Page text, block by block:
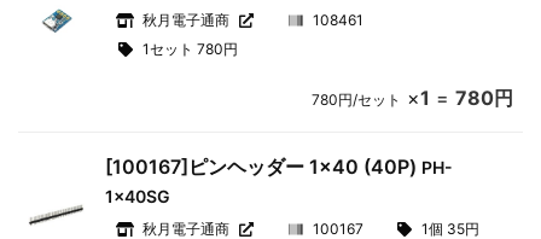
秋月電子通商
108461
1セット 780円
780円/セット ×1 = 780円
[100167]ピンヘッダー 1×40 (40P) PH-
1x40SG
秋月電子通商 100167 1個 35円